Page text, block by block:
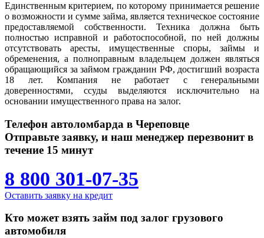
Единственным критерием, по которому принимается решение
о возможности и сумме займа, является техническое состояние
предоставляемой собственности. Техника должна быть
полностью исправной и работоспособной, по ней должны
отсутствовать аресты, имущественные споры, займы и
обременения, а полноправным владельцем должен являться
обращающийся за займом гражданин РФ, достигший возраста
18 лет. Компания не работает с генеральными
доверенностями, ссуды выделяются исключительно на
основании имущественного права на залог.
Телефон автоломбарда в Череповце
Отправьте заявку, и наш менеджер перезвонит в
течение 15 минут
8 800 301-07-35
Оставить заявку на кредит
Кто может взять займ под залог грузового
автомобиля